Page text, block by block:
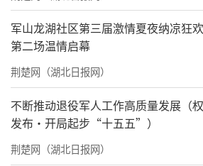
军山龙湖社区第三届激情夏夜纳凉狂
第二场温情启幕
荆楚网（湖北日报网）
不断推动退役军人工作高质量发展（
发布·开局起步“十五五”）
荆楚网（湖北日报网）